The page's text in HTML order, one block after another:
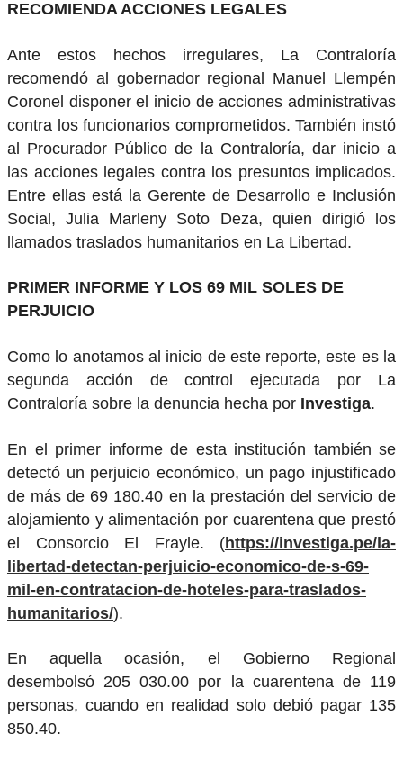
RECOMIENDA ACCIONES LEGALES
Ante estos hechos irregulares, La Contraloría
recomendó al gobernador regional Manuel Llempén
Coronel disponer el inicio de acciones administrativas
contra los funcionarios comprometidos. También instó
al Procurador Público de la Contraloría, dar inicio a
las acciones legales contra los presuntos implicados.
Entre ellas está la Gerente de Desarrollo e Inclusión
Social, Julia Marleny Soto Deza, quien dirigió los
llamados traslados humanitarios en La Libertad.
PRIMER INFORME Y LOS 69 MIL SOLES DE
PERJUICIO
Como lo anotamos al inicio de este reporte, este es la
segunda acción de control ejecutada por La
Contraloría sobre la denuncia hecha por Investiga.
En el primer informe de esta institución también se
detectó un perjuicio económico, un pago injustificado
de más de 69 180.40 en la prestación del servicio de
alojamiento y alimentación por cuarentena que prestó
el Consorcio El Frayle. (https://investiga.pe/la-
libertad-detectan-perjuicio-economico-de-s-69-
mil-en-contratacion-de-hoteles-para-traslados-
humanitarios/).
En aquella ocasión, el Gobierno Regional
desembolsó 205 030.00 por la cuarentena de 119
personas, cuando en realidad solo debió pagar 135
850.40.